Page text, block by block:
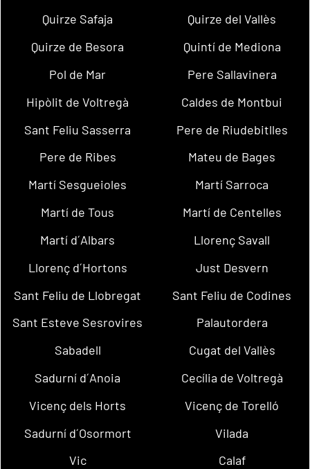
Quirze Safaja
Quirze del Vallès
Quirze de Besora
Quintí de Mediona
Pol de Mar
Pere Sallavinera
Hipòlit de Voltregà
Caldes de Montbui
Sant Feliu Sasserra
Pere de Riudebitlles
Pere de Ribes
Mateu de Bages
Martí Sesgueioles
Martí Sarroca
Martí de Tous
Martí de Centelles
Martí d´Albars
Llorenç Savall
Llorenç d´Hortons
Just Desvern
Sant Feliu de Llobregat
Sant Feliu de Codines
Sant Esteve Sesrovires
Palautordera
Sabadell
Cugat del Vallès
Sadurní d´Anoia
Cecília de Voltregà
Vicenç dels Horts
Vicenç de Torelló
Sadurní d´Osormort
Vilada
Vic
Calaf